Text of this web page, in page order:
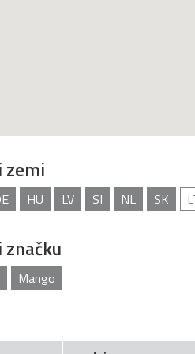
zemi
HU LV SI NL SK
Mango